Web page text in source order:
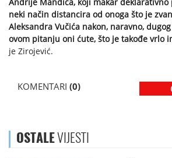
neki način distancira od onoga što je
Aleksandra Vučića nakon, naravno,
ovom pitanju oni ćute, što je takođe vrlo
je Zirojević.
KOMENTARI (0)
OSTALEVIJESTI